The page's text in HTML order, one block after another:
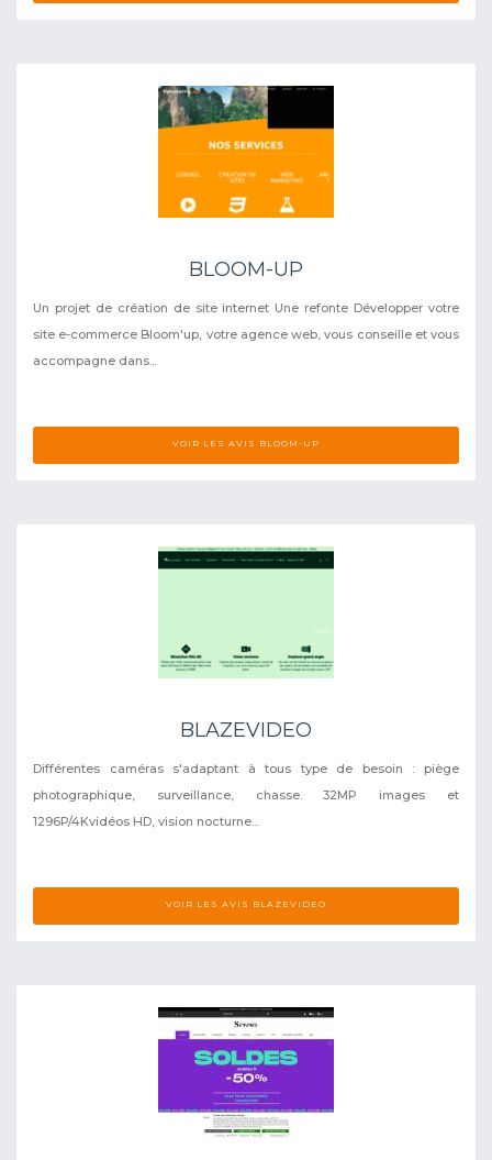
BLOOM-UP
Un projet de création de site internet Une refonte Développer votre
site e-commerce Bloom'up, votre agence web, vous conseille et vous
accompagne dans...
VOIR LES AVIS BLOOM-UP
BLAZEVIDEO
Différentes caméras s'adaptant à tous type de besoin : piège
photographique, surveillance, chasse. 32MP images et
1296P/4Kvidéos HD, vision nocturne...
VOIR LES AVIS BLAZEVIDEO